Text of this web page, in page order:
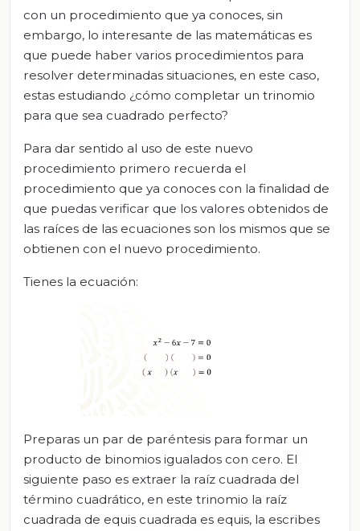
con un procedimiento que ya conoces, sin
embargo, lo interesante de las matemáticas es
que puede haber varios procedimientos para
resolver determinadas situaciones, en este caso,
estas estudiando ¿cómo completar un trinomio
para que sea cuadrado perfecto?
Para dar sentido al uso de este nuevo
procedimiento primero recuerda el
procedimiento que ya conoces con la finalidad de
que puedas verificar que los valores obtenidos de
las raíces de las ecuaciones son los mismos que se
obtienen con el nuevo procedimiento.
Tienes la ecuación:
Preparas un par de paréntesis para formar un
producto de binomios igualados con cero. El
siguiente paso es extraer la raíz cuadrada del
término cuadrático, en este trinomio la raíz
cuadrada de equis cuadrada es equis, la escribes